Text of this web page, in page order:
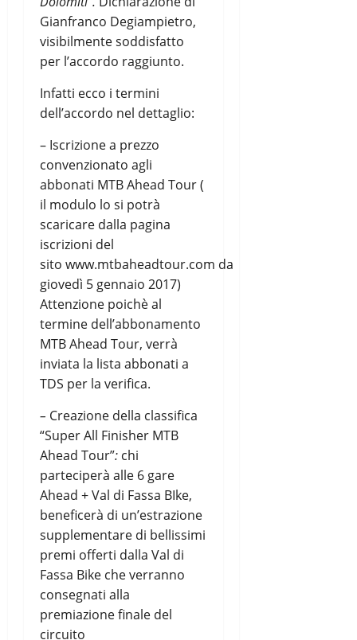
Gianfranco Degiampietro,
visibilmente soddisfatto
per l’accordo raggiunto.
Infatti ecco i termini
dell’accordo nel dettaglio:
– Iscrizione a prezzo
convenzionato agli
abbonati MTB Ahead Tour (
il modulo lo si potrà
scaricare dalla pagina
iscrizioni del
sito www.mtbaheadtour.com da
giovedì 5 gennaio 2017)
Attenzione poichè al
termine dell’abbonamento
MTB Ahead Tour, verrà
inviata la lista abbonati a
TDS per la verifica.
– Creazione della classifica
“Super All Finisher MTB
Ahead Tour”: chi
parteciperà alle 6 gare
Ahead + Val di Fassa BIke,
beneficerà di un’estrazione
supplementare di bellissimi
premi offerti dalla Val di
Fassa Bike che verranno
consegnati alla
premiazione finale del
circuito